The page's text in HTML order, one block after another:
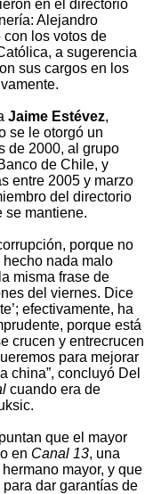
en el directorio
Alejandro
los votos de
a sugerencia
sus cargos en los
Jaime Estévez,
se le otorgó un
de 2000, al grupo
de Chile, y
entre 2005 y marzo
del directorio
se mantiene.
porque no
nada malo
misma frase de
del viernes. Dice
efectivamente, ha
porque está
crucen y entrecrucen
para mejorar
china”, concluyó Del
cuando era de
que el mayor
en Canal 13, una
mayor, y que
para dar garantías de